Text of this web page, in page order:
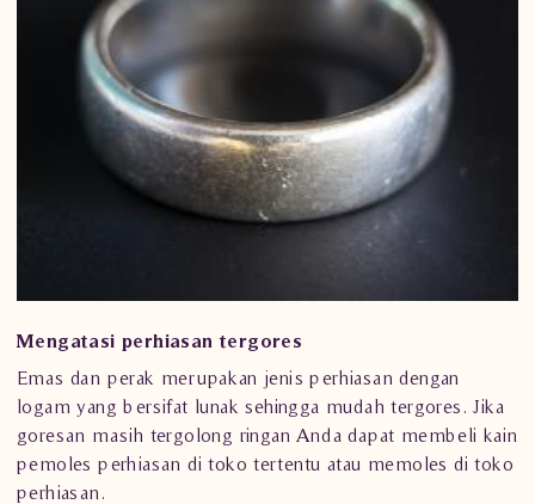
Mengatasi perhiasan tergores
Emas dan perak merupakan jenis perhiasan dengan
logam yang bersifat lunak sehingga mudah tergores. Jika
goresan masih tergolong ringan Anda dapat membeli kain
pemoles perhiasan di toko tertentu atau memoles di toko
perhiasan.